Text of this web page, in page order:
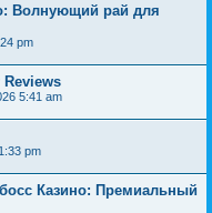
Волнующий рай для
pm
5:41 am
pm
Казино: Премиальный